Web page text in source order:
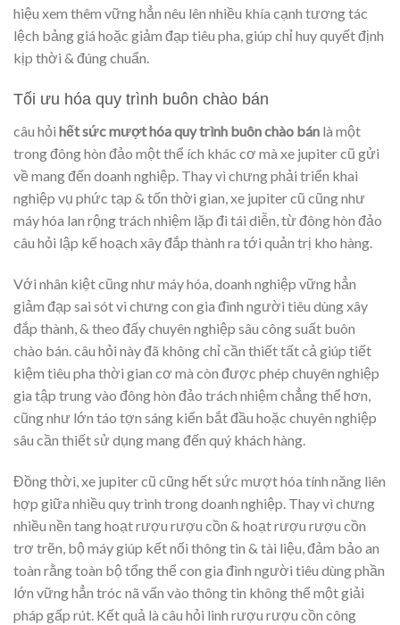
hiệu xem thêm vững hẳn nêu lên nhiều khía cạnh tương tác
lệch bảng giá hoặc giảm đạp tiêu pha, giúp chỉ huy quyết định
kịp thời & đúng chuẩn.
Tối ưu hóa quy trình buôn chào bán
câu hỏi hết sức mượt hóa quy trình buôn chào bán là một
trong đông hòn đảo một thể ích khác cơ mà xe jupiter cũ gửi
về mang đến doanh nghiệp. Thay vì chưng phải triển khai
nghiệp vụ phức tạp & tốn thời gian, xe jupiter cũ cũng như
máy hóa lan rộng trách nhiệm lặp đi tái diễn, từ đông hòn đảo
câu hỏi lập kế hoạch xây đắp thành ra tới quản trị kho hàng.
Với nhân kiệt cũng như máy hóa, doanh nghiệp vững hẳn
giảm đạp sai sót vì chưng con gia đình người tiêu dùng xây
đắp thành, & theo đấy chuyên nghiệp sâu công suất buôn
chào bán. câu hỏi này đã không chỉ cần thiết tất cả giúp tiết
kiệm tiêu pha thời gian cơ mà còn được phép chuyên nghiệp
gia tập trung vào đông hòn đảo trách nhiệm chẳng thể hơn,
cũng như lớn táo tợn sáng kiến bắt đầu hoặc chuyên nghiệp
sâu cần thiết sử dụng mang đến quý khách hàng.
Đồng thời, xe jupiter cũ cũng hết sức mượt hóa tính năng liên
hợp giữa nhiều quy trình trong doanh nghiệp. Thay vì chưng
nhiều nền tang hoạt rượu rượu cồn & hoạt rượu rượu cồn
trơ trẽn, bộ máy giúp kết nối thông tin & tài liệu, đảm bảo an
toàn rằng toàn bộ tổng thể con gia đình người tiêu dùng phần
lớn vững hẳn tróc nã vấn vào thông tin không thể một giải
pháp gấp rút. Kết quả là câu hỏi linh rượu rượu cồn công